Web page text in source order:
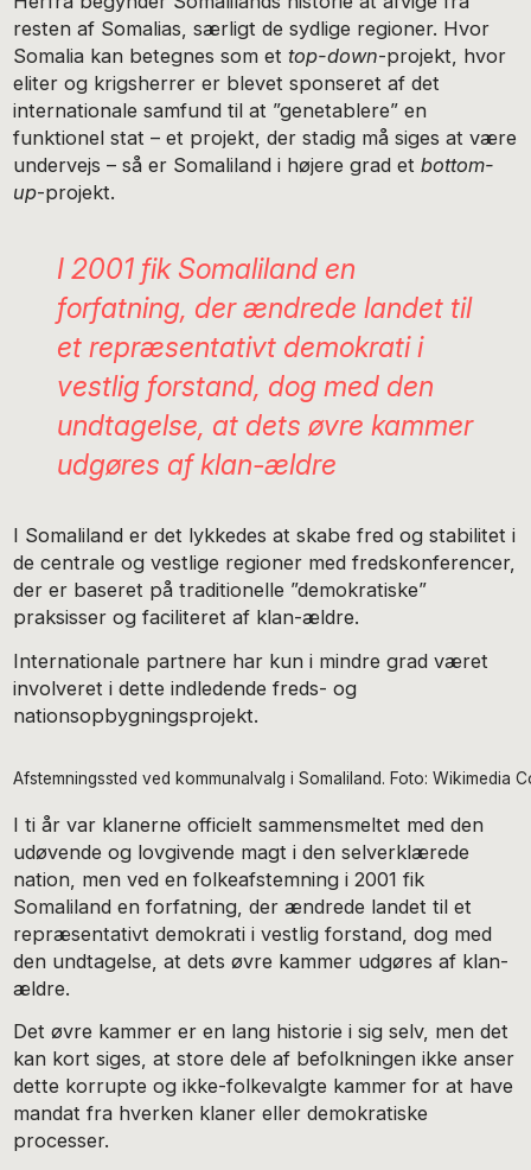
resten af Somalias, særligt de sydlige regioner. Hvor
Somalia kan betegnes som ettop-down-projekt, hvor
eliter og krigsherrer er blevet sponseret af det
internationale samfund til at ”genetablere” en
funktionel stat – et projekt, der stadig må siges at være
undervejs – så er Somaliland i højere grad etbottom-
up-projekt.
I 2001 fik Somaliland en
forfatning, der ændrede landet til
et repræsentativt demokrati i
vestlig forstand, dog med den
undtagelse, at dets øvre kammer
udgøres af klan-ældre
I Somaliland er det lykkedes at skabe fred og stabilitet i
de centrale og vestlige regioner med fredskonferencer,
der er baseret på traditionelle ”demokratiske”
praksisser og faciliteret af klan-ældre.
Internationale partnere har kun i mindre grad været
involveret i dette indledende freds- og
nationsopbygningsprojekt.
Afstemningssted ved kommunalvalg i Somaliland. Foto: Wikimedia
I ti år var klanerne officielt sammensmeltet med den
udøvende og lovgivende magt i den selverklærede
nation, men ved en folkeafstemning i 2001 fik
Somaliland en forfatning, der ændrede landet til et
repræsentativt demokrati i vestlig forstand, dog med
den undtagelse, at dets øvre kammer udgøres af klan-
ældre.
Det øvre kammer er en lang historie i sig selv, men det
kan kort siges, at store dele af befolkningen ikke anser
dette korrupte og ikke-folkevalgte kammer for at have
mandat fra hverken klaner eller demokratiske
processer.